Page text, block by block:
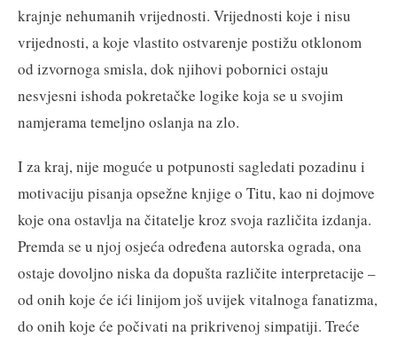
krajnje nehumanih vrijednosti. Vrijednosti koje i nisu
vrijednosti, a koje vlastito ostvarenje postižu otklonom
od izvornoga smisla, dok njihovi pobornici ostaju
nesvjesni ishoda pokretačke logike koja se u svojim
namjerama temeljno oslanja na zlo.
I za kraj, nije moguće u potpunosti sagledati pozadinu i
motivaciju pisanja opsežne knjige o Titu, kao ni dojmove
koje ona ostavlja na čitatelje kroz svoja različita izdanja.
Premda se u njoj osjeća određena autorska ograda, ona
ostaje dovoljno niska da dopušta različite interpretacije –
od onih koje će ići linijom još uvijek vitalnoga fanatizma,
do onih koje će počivati na prikrivenoj simpatiji. Treće